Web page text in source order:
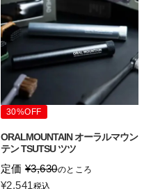
30%OFF
ORALMOUNTAIN オーラルマウン
テン TSUTSU ツツ
定価 ¥3,630のところ
¥2,541税込